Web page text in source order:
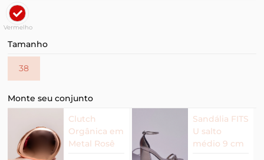
Vermelho
Tamanho
38
Monte seu conjunto
Clutch
Orgânica em
Metal Rosê
Sandália FITS
U salto
médio 9 cm